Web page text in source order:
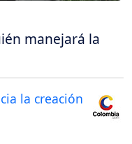
manejará la